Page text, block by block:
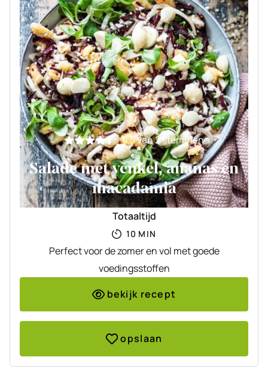
4.5van2stemmen
Salade met venkel, ananas en
macadamia
Totaaltijd
10 MINUTEN
MIN
Perfect voor de zomer en vol met goede
voedingsstoffen
bekijk recept
opslaan